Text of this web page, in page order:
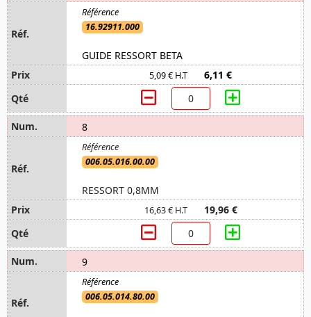
16.92911.000
GUIDE RESSORT BETA
5,09 € H.T 6,11 €
8
006.05.016.00.00
RESSORT 0,8MM
16,63 € H.T 19,96 €
9
006.05.014.80.00